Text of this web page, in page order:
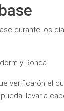
durante los
y Ronda.
verificarón el
llevar a